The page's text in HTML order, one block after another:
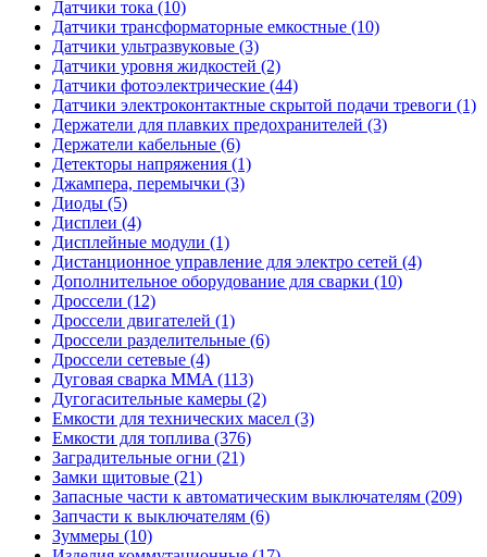
Датчики тока (10)
Датчики трансформаторные емкостные (10)
Датчики ультразвуковые (3)
Датчики уровня жидкостей (2)
Датчики фотоэлектрические (44)
Датчики электроконтактные скрытой подачи тревоги (1)
Держатели для плавких предохранителей (3)
Держатели кабельные (6)
Детекторы напряжения (1)
Джампера, перемычки (3)
Диоды (5)
Дисплеи (4)
Дисплейные модули (1)
Дистанционное управление для электро сетей (4)
Дополнительное оборудование для сварки (10)
Дроссели (12)
Дроссели двигателей (1)
Дроссели разделительные (6)
Дроссели сетевые (4)
Дуговая сварка MMA (113)
Дугогасительные камеры (2)
Емкости для технических масел (3)
Емкости для топлива (376)
Заградительные огни (21)
Замки щитовые (21)
Запасные части к автоматическим выключателям (209)
Запчасти к выключателям (6)
Зуммеры (10)